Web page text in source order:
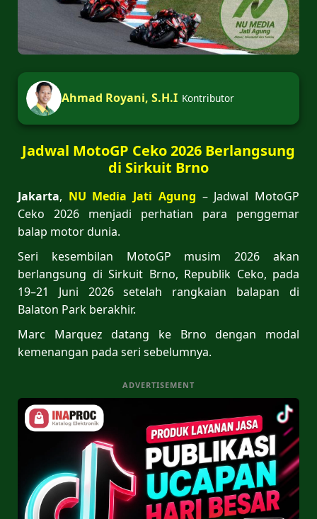
Ahmad Royani, S.H.I Kontributor
Jadwal MotoGP Ceko 2026 Berlangsung
di Sirkuit Brno
Jakarta, NU Media Jati Agung – Jadwal MotoGP
Ceko 2026 menjadi perhatian para penggemar
balap motor dunia.
Seri kesembilan MotoGP musim 2026 akan
berlangsung di Sirkuit Brno, Republik Ceko, pada
19–21 Juni 2026 setelah rangkaian balapan di
Balaton Park berakhir.
Marc Marquez datang ke Brno dengan modal
kemenangan pada seri sebelumnya.
ADVERTISEMENT